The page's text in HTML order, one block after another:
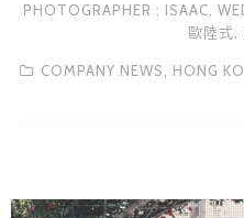
PHOTOGRAPHER : ISAAC,
歐陸式,
COMPANY NEWS, HONG